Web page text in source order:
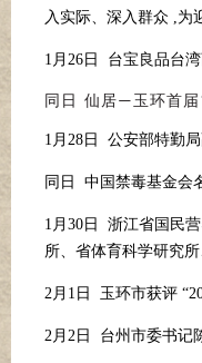
入实际、深入群众 ,为
1月26日 台宝良品台
同日 仙居— 玉环首届
1月28日 公安部特勤
同日 中国禁毒基金会
1月30日 浙江省国民
所、省体育科学研究
2月1日 玉环市获评
2月2日 台州市委书记